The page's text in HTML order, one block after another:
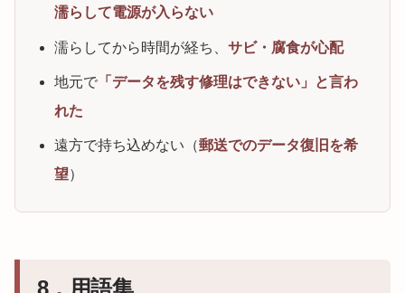
濡らして電源が入らない
濡らしてから時間が経ち、サビ・腐食が心配
地元で 「データを残す修理はできない」と言わ
れた
遠方で持ち込めない（郵送でのデータ復旧を希
望）
8．用語集